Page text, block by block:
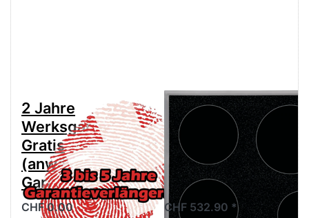
2 Jahre
Werksgarantie
Gratis
(anwählen für
Garantieverlängerung)
CHF 0.00
ELECTROLUX
GK58YCN
Glaskeramik-
Kochfeld Chrom,
949596952
CHF 532.90 *